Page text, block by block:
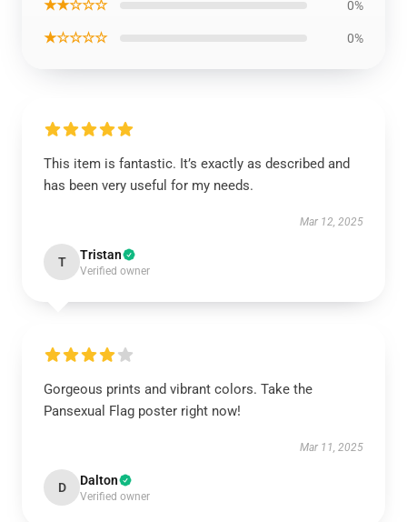
★★☆☆☆ 0%
★☆☆☆☆ 0%
This item is fantastic. It’s exactly as described and
has been very useful for my needs.
Mar 12, 2025
T Tristan
Verified owner
Gorgeous prints and vibrant colors. Take the
Pansexual Flag poster right now!
Mar 11, 2025
D Dalton
Verified owner